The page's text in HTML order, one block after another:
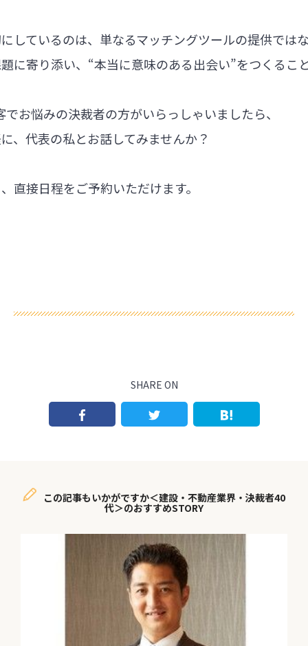
しているのは、単なるマッチングツールの提供では
に寄り添い、“本当に意味のある出会い”をつくるこ
お悩みの決裁者の方がいらっしゃいましたら、
、代表の私とお話してみませんか？
直接日程をご予約いただけます。
SHARE ON
この記事もいかがですか＜建設・不動産業界・決裁者40
代＞のおすすめSTORY